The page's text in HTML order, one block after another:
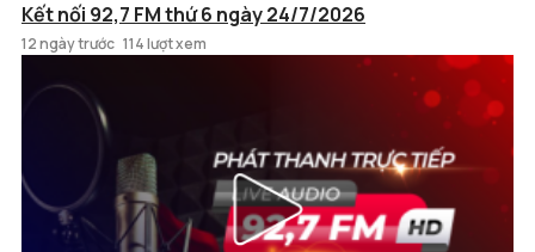
Kết nối 92,7 FM thứ 6 ngày 24/7/2026
12 ngày trước 114 lượt xem